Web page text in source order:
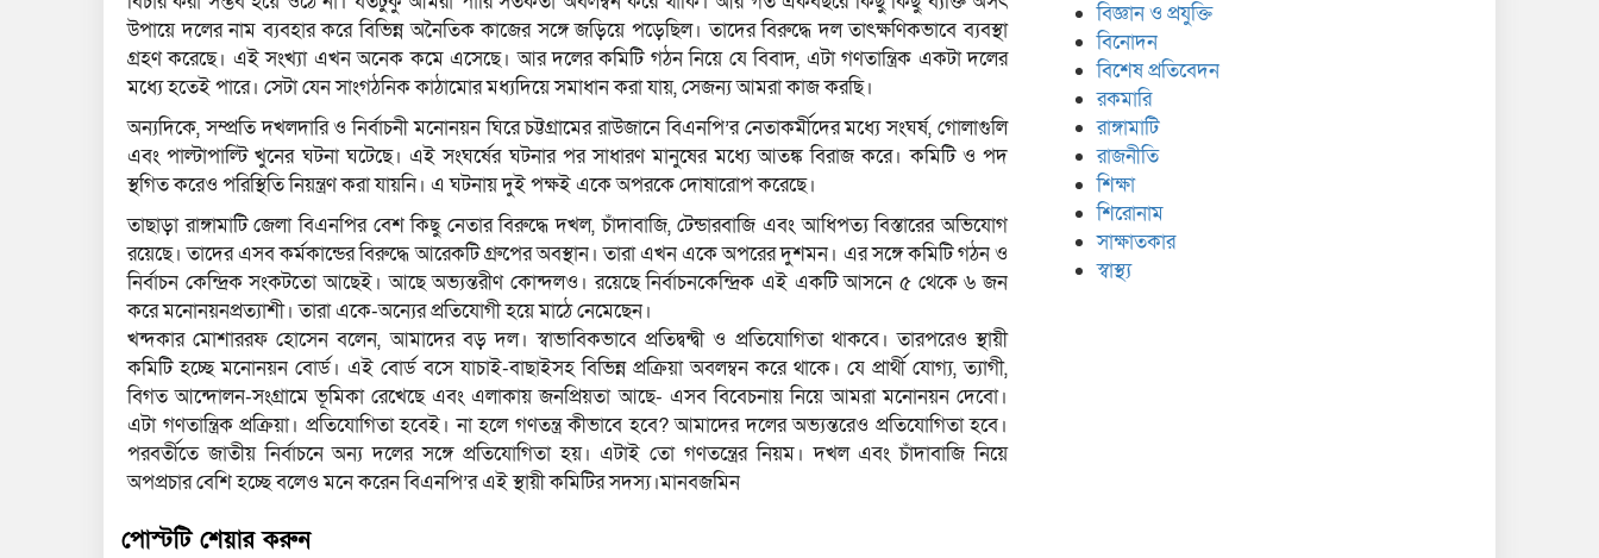
উপায়ে দলের নাম ব্যবহার করে বিভিন্ন অনৈতিক কাজের সঙ্গে জড়িয়ে পড়েছিল। তাদের বিরুদ্ধে দল তাৎক্ষণিকভাবে ব্যবস্থা
গ্রহণ করেছে। এই সংখ্যা এখন অনেক কমে এসেছে। আর দলের কমিটি গঠন নিয়ে যে বিবাদ, এটা গণতান্ত্রিক একটা দলের
মধ্যে হতেই পারে। সেটা যেন সাংগঠনিক কাঠামোর মধ্যদিয়ে সমাধান করা যায়, সেজন্য আমরা কাজ করছি।
অন্যদিকে, সম্প্রতি দখলদারি ও নির্বাচনী মনোনয়ন ঘিরে চট্টগ্রামের রাউজানে বিএনপি’র নেতাকর্মীদের মধ্যে সংঘর্ষ, গোলাগুলি
এবং পাল্টাপাল্টি খুনের ঘটনা ঘটেছে। এই সংঘর্ষের ঘটনার পর সাধারণ মানুষের মধ্যে আতঙ্ক বিরাজ করে। কমিটি ও পদ
স্থগিত করেও পরিস্থিতি নিয়ন্ত্রণ করা যায়নি। এ ঘটনায় দুই পক্ষই একে অপরকে দোষারোপ করেছে।
তাছাড়া রাঙ্গামাটি জেলা বিএনপির বেশ কিছু নেতার বিরুদ্ধে দখল, চাঁদাবাজি, টেন্ডারবাজি এবং আধিপত্য বিস্তারের অভিযোগ
রয়েছে। তাদের এসব কর্মকান্ডের বিরুদ্ধে আরেকটি গ্রুপের অবস্থান। তারা এখন একে অপরের দুশমন। এর সঙ্গে কমিটি গঠন ও
নির্বাচন কেন্দ্রিক সংকটতো আছেই। আছে অভ্যন্তরীণ কোন্দলও। রয়েছে নির্বাচনকেন্দ্রিক এই একটি আসনে ৫ থেকে ৬ জন
করে মনোনয়নপ্রত্যাশী। তারা একে-অন্যের প্রতিযোগী হয়ে মাঠে নেমেছেন।
খন্দকার মোশাররফ হোসেন বলেন, আমাদের বড় দল। স্বাভাবিকভাবে প্রতিদ্বন্দ্বী ও প্রতিযোগিতা থাকবে। তারপরেও স্থায়ী
কমিটি হচ্ছে মনোনয়ন বোর্ড। এই বোর্ড বসে যাচাই-বাছাইসহ বিভিন্ন প্রক্রিয়া অবলম্বন করে থাকে। যে প্রার্থী যোগ্য, ত্যাগী,
বিগত আন্দোলন-সংগ্রামে ভূমিকা রেখেছে এবং এলাকায় জনপ্রিয়তা আছে- এসব বিবেচনায় নিয়ে আমরা মনোনয়ন দেবো।
এটা গণতান্ত্রিক প্রক্রিয়া। প্রতিযোগিতা হবেই। না হলে গণতন্ত্র কীভাবে হবে? আমাদের দলের অভ্যন্তরেও প্রতিযোগিতা হবে।
পরবর্তীতে জাতীয় নির্বাচনে অন্য দলের সঙ্গে প্রতিযোগিতা হয়। এটাই তো গণতন্ত্রের নিয়ম। দখল এবং চাঁদাবাজি নিয়ে
অপপ্রচার বেশি হচ্ছে বলেও মনে করেন বিএনপি’র এই স্থায়ী কমিটির সদস্য।মানবজমিন
পোস্টটি শেয়ার করুন
বিজ্ঞান ও প্রযুক্তি
বিনোদন
বিশেষ প্রতিবেদন
রকমারি
রাঙ্গামাটি
রাজনীতি
শিক্ষা
শিরোনাম
সাক্ষাতকার
স্বাস্থ্য